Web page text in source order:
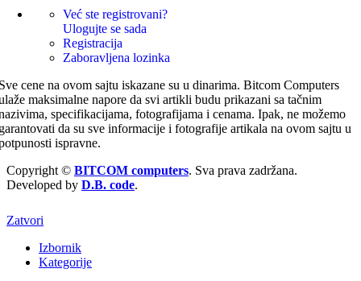
Već ste registrovani?
Ulogujte se sada
Registracija
Zaboravljena lozinka
cene na ovom sajtu iskazane su u dinarima. Bitcom Computers
maksimalne napore da svi artikli budu prikazani sa tačnim
specifikacijama, fotografijama i cenama. Ipak, ne možemo
da su sve informacije i fotografije artikala na ovom sajtu u
ispravne.
Copyright © BITCOM computers. Sva prava zadržana.
Developed by D.B. code.
Zatvori
Izbornik
Kategorije